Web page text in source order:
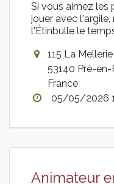
Si vous aimez les
jouer avec
l'Étinbulle le
115 La Mellerie
53140 Pré-
France
05/05/2026
Animateur